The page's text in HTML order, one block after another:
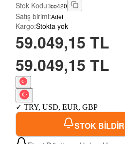
Stok Kodu:Ico420
Satış birimi:Adet
Kargo:Stokta yok
59.049,15 TL
59.049,15 TL
✓ TRY, USD, EUR, GBP
STOK